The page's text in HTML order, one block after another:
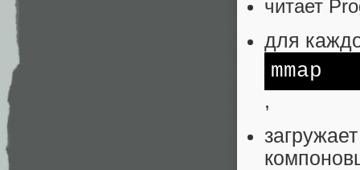
читает
для
mmap
,